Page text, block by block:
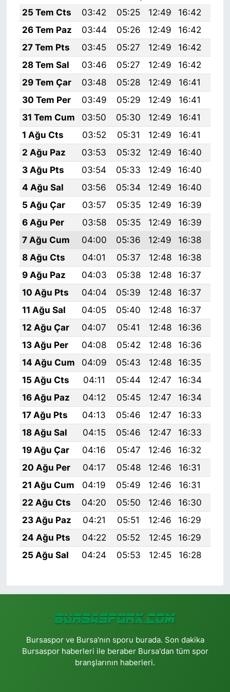
25 Tem Cts
03:42 05:25 12:49 16:42
26 Tem Paz
03:44 05:26 12:49 16:42
27 Tem Pts
03:45 05:27 12:49 16:42
28 Tem Sal
03:46 05:27 12:49 16:42
29 Tem Çar
03:48 05:28 12:49 16:41
30 Tem Per
03:49 05:29 12:49 16:41
31 Tem Cum
03:50 05:30 12:49 16:41
1 Ağu Cts
03:52 05:31 12:49 16:41
2 Ağu Paz
03:53 05:32 12:49 16:40
3 Ağu Pts
03:54 05:33 12:49 16:40
4 Ağu Sal
03:56 05:34 12:49 16:40
5 Ağu Çar
03:57 05:35 12:49 16:39
6 Ağu Per
03:58 05:35 12:49 16:39
7 Ağu Cum
04:00 05:36 12:49 16:38
8 Ağu Cts
04:01 05:37 12:48 16:38
9 Ağu Paz
04:03 05:38 12:48 16:37
10 Ağu Pts
04:04 05:39 12:48 16:37
11 Ağu Sal
04:05 05:40 12:48 16:37
12 Ağu Çar
04:07 05:41 12:48 16:36
13 Ağu Per
04:08 05:42 12:48 16:36
14 Ağu Cum
04:09 05:43 12:48 16:35
15 Ağu Cts
04:11 05:44 12:47 16:34
16 Ağu Paz
04:12 05:45 12:47 16:34
17 Ağu Pts
04:13 05:46 12:47 16:33
18 Ağu Sal
04:15 05:46 12:47 16:33
19 Ağu Çar
04:16 05:47 12:46 16:32
20 Ağu Per
04:17 05:48 12:46 16:31
21 Ağu Cum
04:19 05:49 12:46 16:31
22 Ağu Cts
04:20 05:50 12:46 16:30
23 Ağu Paz
04:21 05:51 12:46 16:29
24 Ağu Pts
04:22 05:52 12:45 16:29
25 Ağu Sal
04:24 05:53 12:45 16:28
Bursaspor ve Bursa'nın sporu burada. Son dakika
Bursaspor haberleri ile beraber Bursa'dan tüm spor
branşlarının haberleri.